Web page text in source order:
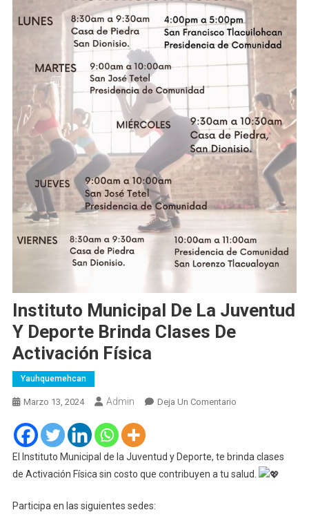
Instituto Municipal De La Juventud
Y Deporte Brinda Clases De
Activación Física
Yauhquemehcan
Marzo 13, 2024 Admin Deja Un ComentarioEn
Juventud
El Instituto Municipal de la Juventud y Deporte, te brinda clases
de Activación Física sin costo que contribuyen a tu salud.
Participa en las siguientes sedes: